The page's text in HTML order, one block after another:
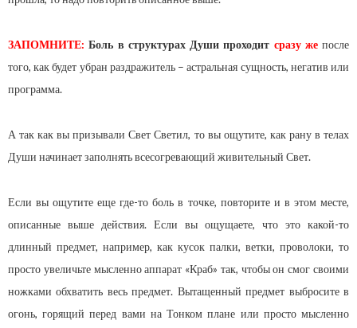
ЗАПОМНИТЕ: Боль в структурах Души проходит сразу же после
того, как будет убран раздражитель – астральная сущность, негатив или
программа.
А так как вы призывали Свет Светил, то вы ощутите, как рану в телах
Души начинает заполнять всесогревающий живительный Свет.
Если вы ощутите еще где-то боль в точке, повторите и в этом месте,
описанные выше действия. Если вы ощущаете, что это какой-то
длинный предмет, например, как кусок палки, ветки, проволоки, то
просто увеличьте мысленно аппарат «Краб» так, чтобы он смог своими
ножками обхватить весь предмет. Вытащенный предмет выбросите в
огонь, горящий перед вами на Тонком плане или просто мысленно